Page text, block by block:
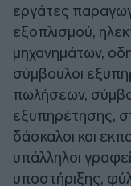
εργάτες
εξοπλισμού,
μηχανημάτων,
σύμβουλοι
πωλήσεων,
εξυπηρέτησης,
δάσκαλοι και
υπάλληλοι
υποστήριξης,